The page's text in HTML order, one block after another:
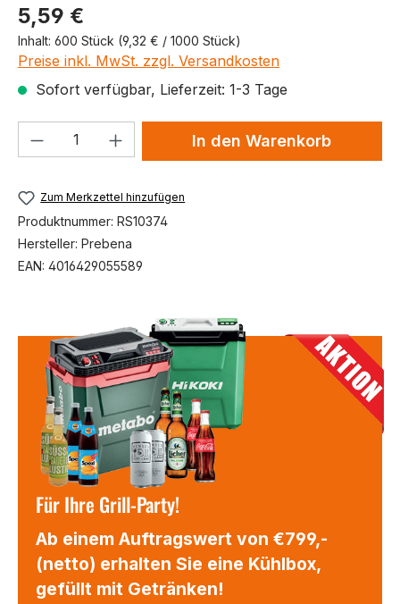
Produktpreis
5,59 €
Inhalt: 600 Stück (9,32 € / 1000 Stück)
Preise inkl. MwSt. zzgl. Versandkosten
Sofort verfügbar, Lieferzeit: 1-3 Tage
Produkt Anzahl: Gib denIn den Warenkorb
Zum Merkzettel hinzufügen
Produktnummer: RS10374
Hersteller: Prebena
EAN: 4016429055589
Für Ihre Grill-Party!
Ab einem Auftragswert von €799,-
(netto) erhalten Sie eine Kühlbox,
gefüllt mit Getränken!